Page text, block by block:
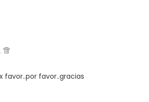
favor..por favor..gracias